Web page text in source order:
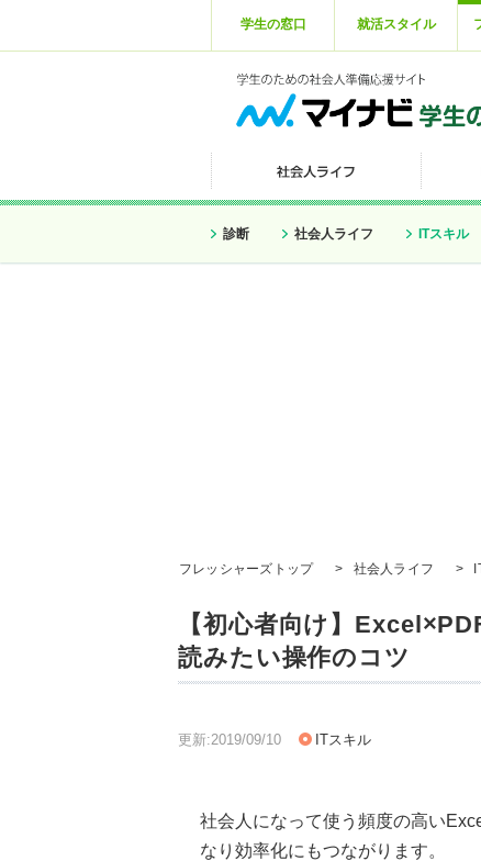
学生の窓口 就活スタイル
診断 社会人ライフ ITスキル
フレッシャーズトップ > 社会人ライフ >
【初心者向け】
読みたい操作のコツ
更新:2019/09/10 ITスキル
社会人になって使う頻度の高い
なり効率化にもつながります。